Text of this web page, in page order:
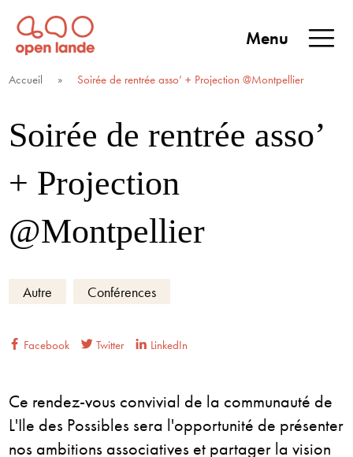
Aller
directement
au
contenu
TERRITOIRES
Open Lande
Entreprises & territoires
Menu
Accueil » Soirée de rentrée asso’ + Projection @Montpellier
Soirée de rentrée asso’
+ Projection
@Montpellier
Autre Conférences
Facebook Twitter LinkedIn
Ce rendez-vous convivial de la communauté de
L'Ile des Possibles sera l'opportunité de présenter
nos ambitions associatives et partager la vision